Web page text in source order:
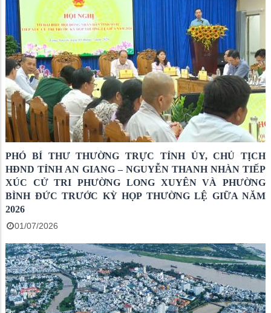
PHÓ BÍ THƯ THƯỜNG TRỰC TỈNH ỦY, CHỦ TỊCH
HĐND TỈNH AN GIANG – NGUYỄN THANH NHÀN TIẾP
XÚC CỬ TRI PHƯỜNG LONG XUYÊN VÀ PHƯỜNG
BÌNH ĐỨC TRƯỚC KỲ HỌP THƯỜNG LỆ GIỮA NĂM
2026
01/07/2026